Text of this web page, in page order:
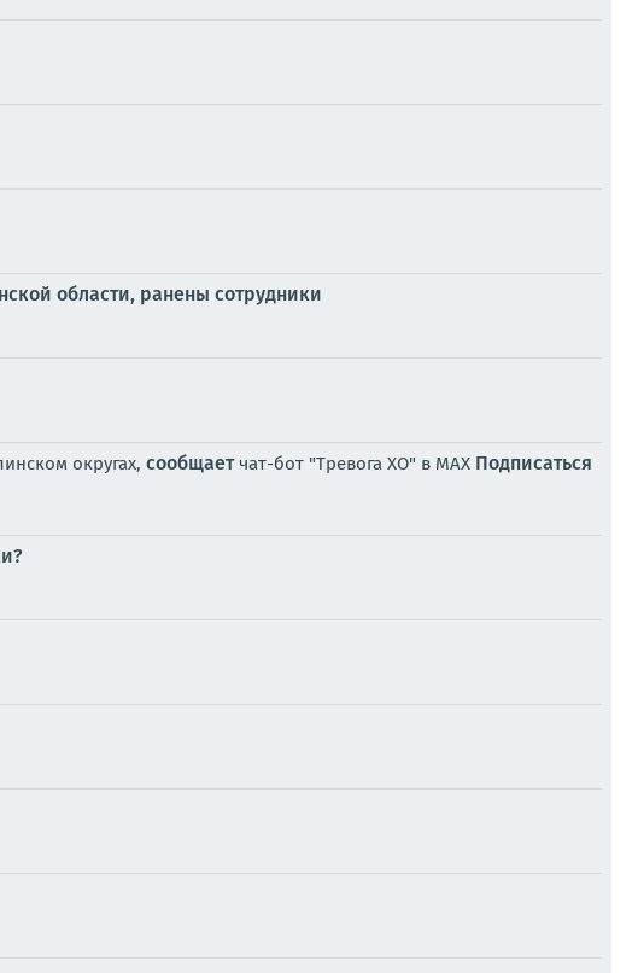
области, ранены сотрудники
округах, сообщаетчат-бот "Тревога ХО" в MAX Подписаться